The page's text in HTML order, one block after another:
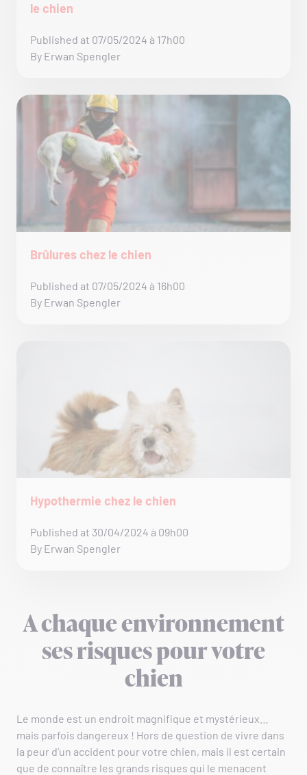
le chien
Published at 07/05/2024 à 17h00
By Erwan Spengler
Brûlures chez le chien
Published at 07/05/2024 à 16h00
By Erwan Spengler
Hypothermie chez le chien
Published at 30/04/2024 à 09h00
By Erwan Spengler
A chaque environnement
ses risques pour votre
chien
Le monde est un endroit magnifique et mystérieux…
mais parfois dangereux ! Hors de question de vivre dans
la peur d’un accident pour votre chien, mais il est certain
que de connaître les grands risques qui le menacent